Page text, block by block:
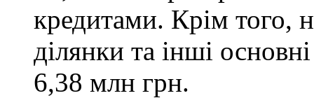
кредитами. Крім того,
ділянки та інші
6,38 млн грн.